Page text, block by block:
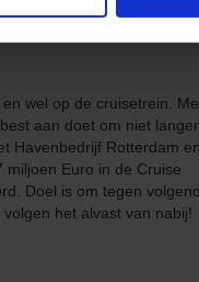
wel op de cruisetrein.
aan doet om niet langer
Havenbedrijf Rotterdam en
Euro in de Cruise
Doel is om tegen volgend
het alvast van nabij!